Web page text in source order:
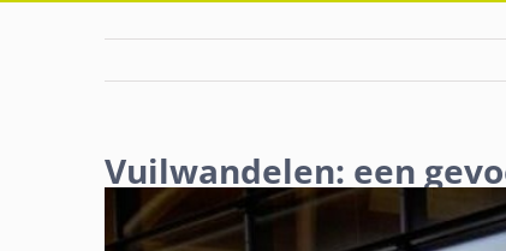
Vuilwandelen: een
Bekijk
grotere